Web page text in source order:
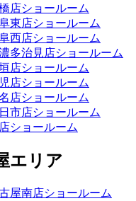
店ショールーム
東店ショールーム
西店ショールーム
多治見店ショールーム
店ショールーム
店ショールーム
店ショールーム
市店ショールーム
ショールーム
エリア
屋南店ショールーム